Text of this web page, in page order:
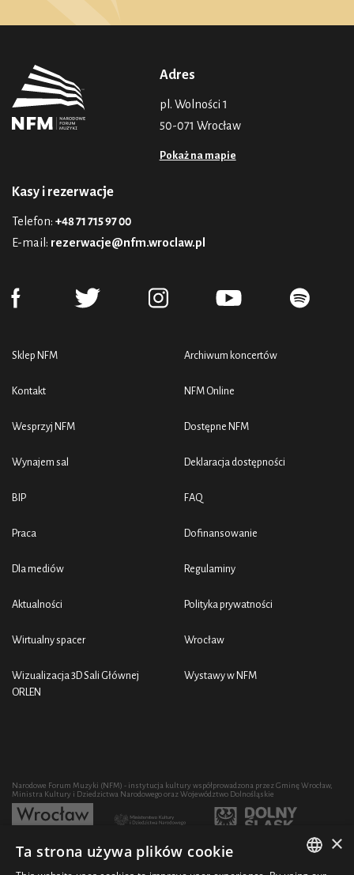
Adres
pl. Wolności 1
50-071 Wrocław
Pokaż na mapie
Kasy i rezerwacje
Telefon: +48 71 715 97 00
E-mail: rezerwacje@nfm.wroclaw.pl
Sklep NFM
Kontakt
Wesprzyj NFM
Wynajem sal
BIP
Praca
Dla mediów
Aktualności
Wirtualny spacer
Wizualizacja 3D Sali Głównej
ORLEN
Archiwum koncertów
NFM Online
Dostępne NFM
Deklaracja dostępności
FAQ
Dofinansowanie
Regulaminy
Polityka prywatności
Wrocław
Wystawy w NFM
Narodowe Forum Muzyki (NFM) - instytucja kultury współprowadzona przez Gminę Wrocław,
Ministra Kultury i Dziedzictwa Narodowego oraz Województwo Dolnośląskie
Rozwój działalności artystycznej i edukacyjnej NFM poprzez zakup sprzętu współfinansowany
×
Ta strona używa plików cookie